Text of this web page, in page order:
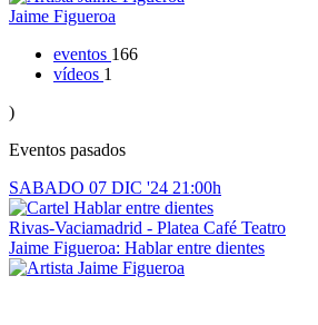
Jaime Figueroa
eventos 166
vídeos 1
)
Eventos pasados
SABADO 07 DIC '24 21:00h
Rivas-Vaciamadrid - Platea Café Teatro
Jaime Figueroa: Hablar entre dientes